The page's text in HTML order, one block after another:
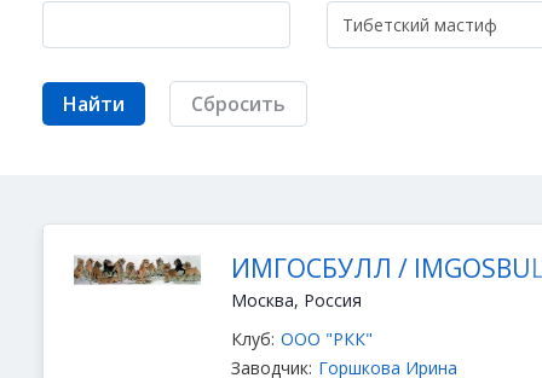
Найти Сбросить
ИМГОСБУЛЛ /
Москва, Россия
Клуб: ООО "РКК"
Заводчик: Горшкова Ирина